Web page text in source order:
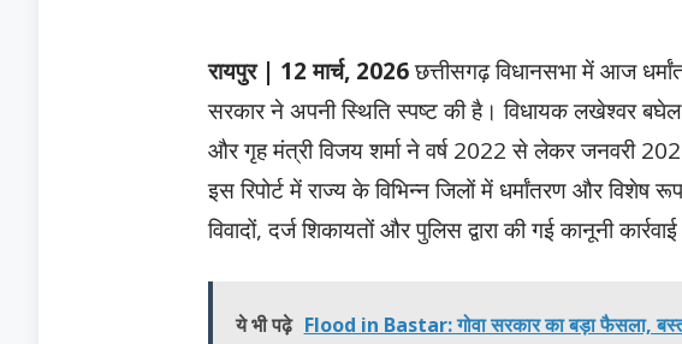
रायपुर | 12 मार्च, 2026छत्तीसगढ़ विधानसभा में आज
सरकार ने अपनी स्थिति स्पष्ट की है। विधायक लखेश्वर
और गृह मंत्री विजय शर्मा ने वर्ष 2022 से लेकर जनवरी
इस रिपोर्ट में राज्य के विभिन्न जिलों में धर्मांतरण और
विवादों, दर्ज शिकायतों और पुलिस द्वारा की गई कानूनी
ये भी पढ़े Flood in Bastar: गोवा सरकार का बड़ा फैसला,